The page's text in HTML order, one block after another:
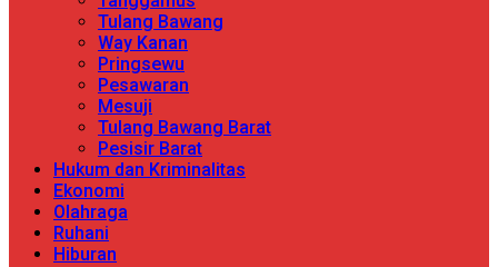
Tulang Bawang
Way Kanan
Pringsewu
Pesawaran
Mesuji
Tulang Bawang Barat
Pesisir Barat
Hukum dan Kriminalitas
Ekonomi
Olahraga
Ruhani
Hiburan